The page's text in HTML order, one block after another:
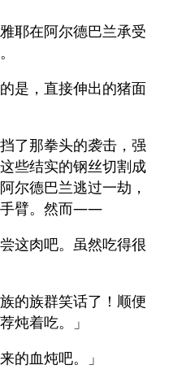
耶在阿尔德巴兰承受
是，直接伸出的猪面
了那拳头的袭击，强
些结实的钢丝切割成
尔德巴兰逃过一劫，
手臂。然而——
这肉吧。虽然吃得很
的族群笑话了！顺便
炖着吃。」
的血炖吧。」